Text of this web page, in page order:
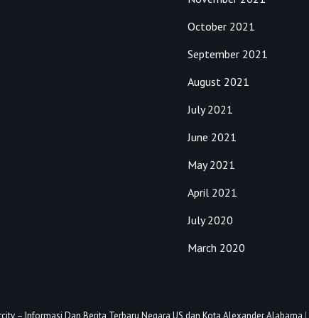
October 2021
September 2021
August 2021
July 2021
June 2021
May 2021
April 2021
July 2020
March 2020
– Informasi Dan Berita Terbaru Negara US dan Kota Alexander Alabama |